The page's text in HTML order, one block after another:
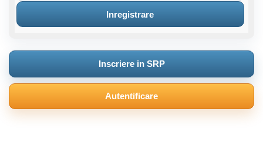
Inscriere in SRP
Autentificare